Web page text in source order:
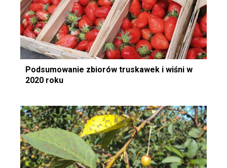
Podsumowanie zbiorów truskawek i wiśni w
2020 roku